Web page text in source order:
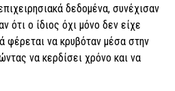
δεδομένα, συνέχισαν
ότι ο ίδιος όχι μόνο δεν είχε
φέρεται να κρυβόταν μέσα στην
να κερδίσει χρόνο και να